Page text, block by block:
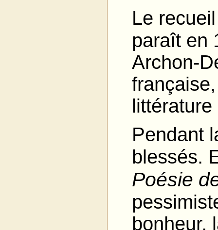
Le
paraît en
Archon-
Pendant
blessés.
Poésie
bonheur,